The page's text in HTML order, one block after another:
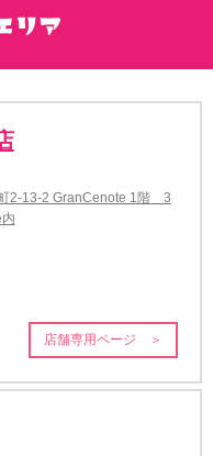
2-13-2 GranCenote 1階 3
店舗専用ページ ＞